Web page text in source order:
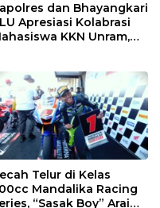
dan Bhayangkari
Apresiasi Kolabrasi
KKN Unram,
Telur di Kelas
Mandalika Racing
“Sasak Boy” Arai